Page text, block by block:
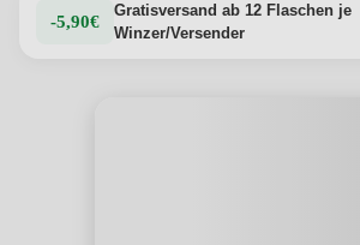
-5,90€
Gratisversand ab 12 Flaschen je
Winzer/Versender